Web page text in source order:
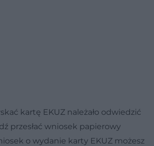
kartę EKUZ należało odwiedzić
przesłać wniosek papierowy
o wydanie karty EKUZ możesz